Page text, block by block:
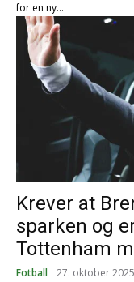
for en ny...
Krever at
sparken og
Tottenham
Fotball 27. oktober 2025